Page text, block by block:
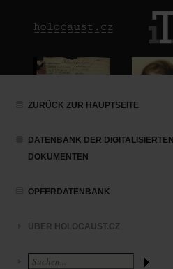
ZURÜCK ZUR HAUPTSEITE
DATENBANK DER DIGITALISIERTEN
DOKUMENTEN
OPFERDATENBANK
ÜBER HOLOCAUST.CZ